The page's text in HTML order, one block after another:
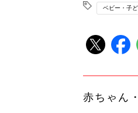
ベビー・子
赤ちゃん